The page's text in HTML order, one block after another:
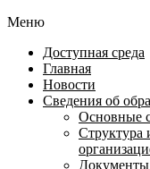
Меню
Доступная среда
Главная
Новости
Сведения об
Основные
Структура
Документы